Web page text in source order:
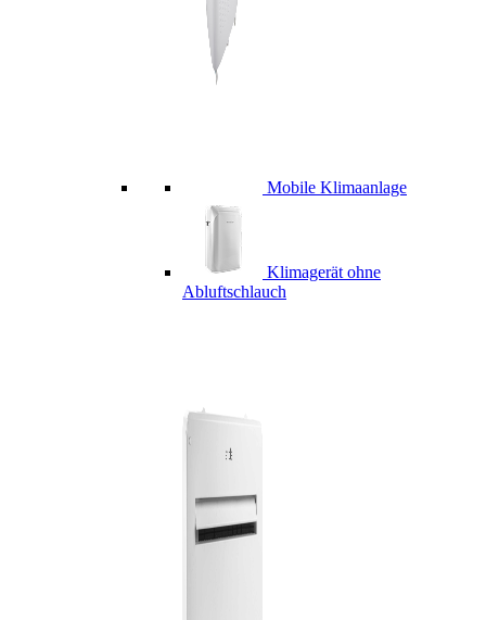
Mobile Klimaanlage
Klimagerät ohne
Abluftschlauch